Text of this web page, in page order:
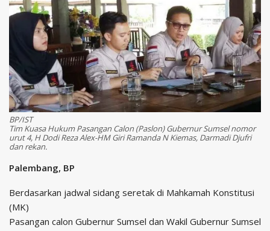
BP/IST
Tim Kuasa Hukum Pasangan Calon (Paslon) Gubernur Sumsel nomor
urut 4, H Dodi Reza Alex-HM Giri Ramanda N Kiemas, Darmadi Djufri
dan rekan.
Palembang, BP
Berdasarkan jadwal sidang seretak di Mahkamah Konstitusi
(MK)
Pasangan calon Gubernur Sumsel dan Wakil Gubernur Sumsel